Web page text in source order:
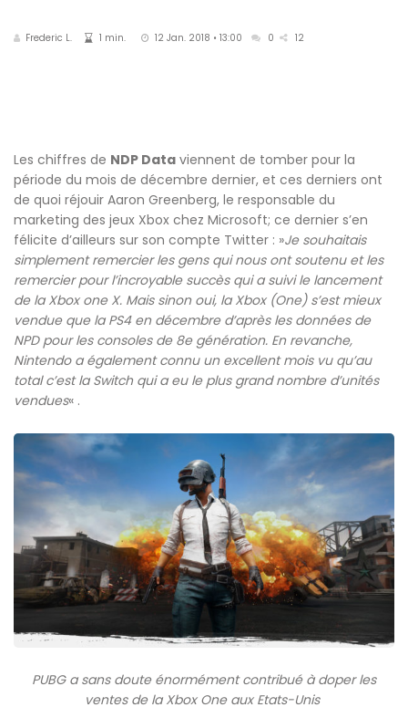
Frederic L. 1 min. 12 Jan. 2018 • 13:00 0 12
Les chiffres de NDP Data viennent de tomber pour la
période du mois de décembre dernier, et ces derniers ont
de quoi réjouir Aaron Greenberg, le responsable du
marketing des jeux Xbox chez Microsoft; ce dernier s’en
félicite d’ailleurs sur son compte Twitter : »Je souhaitais
simplement remercier les gens qui nous ont soutenu et les
remercier pour l’incroyable succès qui a suivi le lancement
de la Xbox one X. Mais sinon oui, la Xbox (One) s’est mieux
vendue que la PS4 en décembre d’après les données de
NPD pour les consoles de 8e génération. En revanche,
Nintendo a également connu un excellent mois vu qu’au
total c’est la Switch qui a eu le plus grand nombre d’unités
vendues« .
PUBG a sans doute énormément contribué à doper les
ventes de la Xbox One aux Etats-Unis